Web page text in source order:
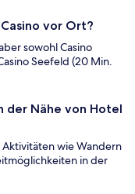
vor Ort?
sowohl Casino
Seefeld (20 Min.
der Nähe von Hotel
wie Wandern
in der